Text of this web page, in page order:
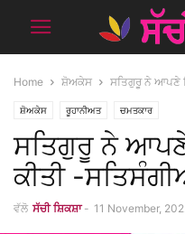
Home ਸ਼ੋਅਕੇਸ ਸਤਿਗੁਰੂ ਨੇ ਆਪਣੇ
ਸ਼ੋਅਕੇਸ ਰੂਹਾਨੀਅਤ ਚਮਤਕਾਰ
ਸਤਿਗੁਰੂ ਨੇ
ਕੀਤੀ -
ਵੱਲੋ ਸੱਚੀ ਸ਼ਿਕਸ਼ਾ - 11 November,